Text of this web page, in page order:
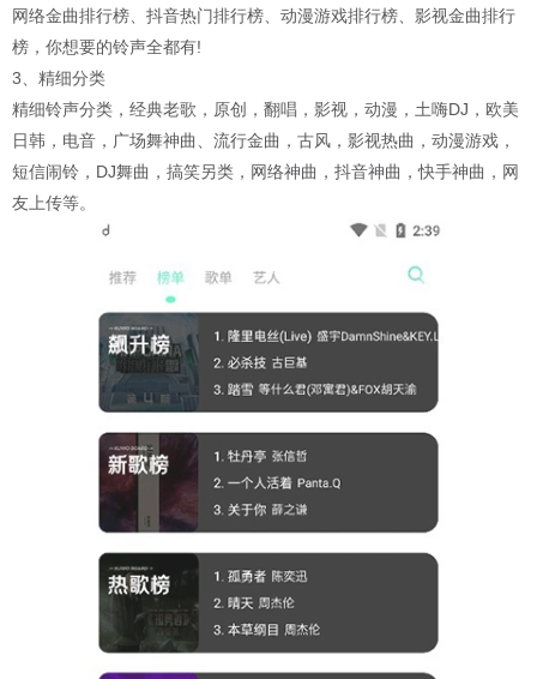
网络金曲排行榜、抖音热门排行榜、动漫游戏排行榜、影视金曲排行
榜，你想要的铃声全都有!
3、精细分类
精细铃声分类，经典老歌，原创，翻唱，影视，动漫，土嗨DJ，欧美
日韩，电音，广场舞神曲、流行金曲，古风，影视热曲，动漫游戏，
短信闹铃，DJ舞曲，搞笑另类，网络神曲，抖音神曲，快手神曲，网
友上传等。